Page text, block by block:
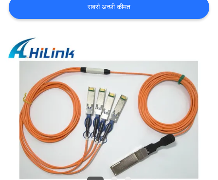
मामले
उद्धरण
मांगें
साइटमैप
गोपनीयता
सबसे अच्छी कीमत